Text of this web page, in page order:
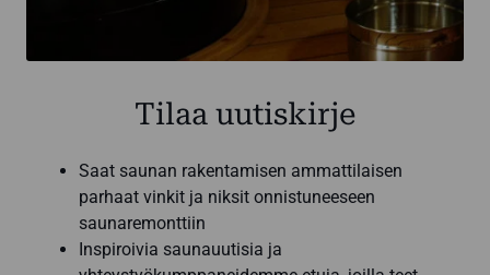
Tilaa uutiskirje
Saat saunan rakentamisen ammattilaisen
parhaat vinkit ja niksit onnistuneeseen
saunaremonttiin
Inspiroivia saunauutisia ja